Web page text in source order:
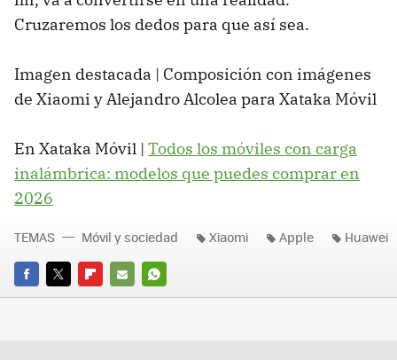
Cruzaremos los dedos para que así sea.
Imagen destacada | Composición con imágenes
de Xiaomi y Alejandro Alcolea para Xataka Móvil
En Xataka Móvil | Todos los móviles con carga
inalámbrica: modelos que puedes comprar en
2026
FACEBOOK
TWITTERFLIPBOARD
E-
WHATSAPP
TEMAS Móvil y sociedad Xiaomi Apple Huawei